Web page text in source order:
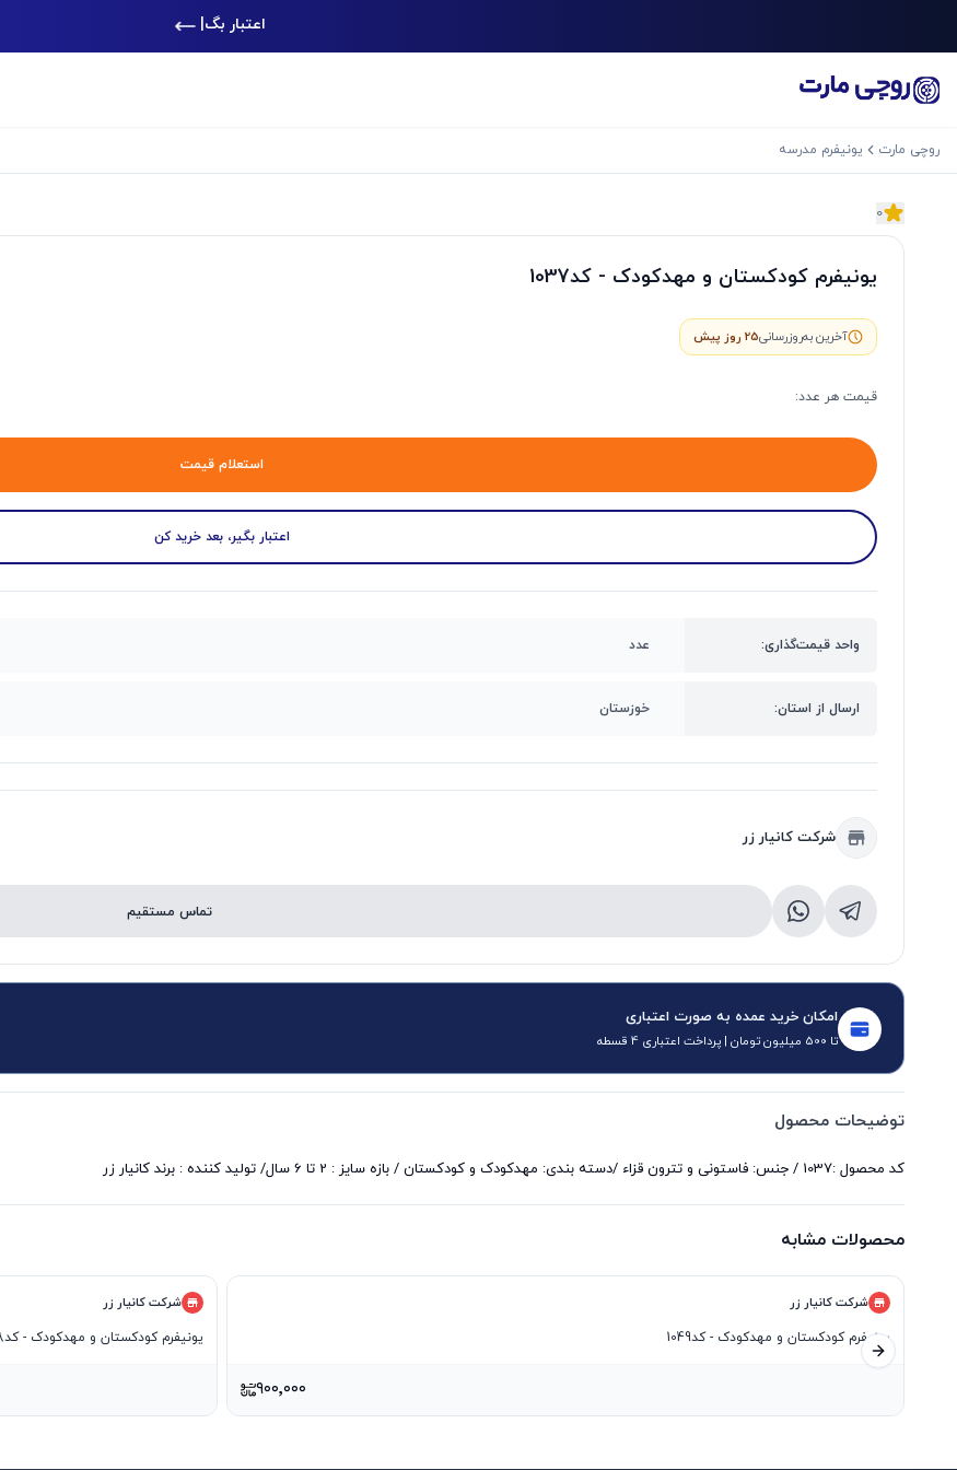
اعتبار بگیر، ر|
روچی مارت یونیفرم مدرسه
0
اسلاید بعدی
یونیفرم کودکستان و مهدکودک - کد1037
آخرین به‌روزرسانی25 روز پیش
قیمت هر عدد:
استعلام قیمت
اعتبار بگیر، بعد خرید کن
واحد قیمت‌گذاری: عدد
ارسال از استان: خوزستان
شرکت کانیار زر
تماس مستقیم
امکان خرید عمده به صورت اعتباری
تا 500 میلیون تومان | پرداخت اعتباری 4 قسطه
توضیحات محصول
کد محصول :1037 / جنس: فاستونی و تترون قزاء /دسته بندی: مهدکودک و کودکستان / بازه سایز : 2 تا 6 سال/ تولید کننده : برند کانیار زر
محصولات مشابه
شرکت کانیار زر
یونیفرم کودکستان و مهدکودک - کد1048
شرکت کانیار زر
یونیفرم کودکستان و مهدکودک - کد1049
۹۰۰٬۰۰۰
اسلاید بعدی